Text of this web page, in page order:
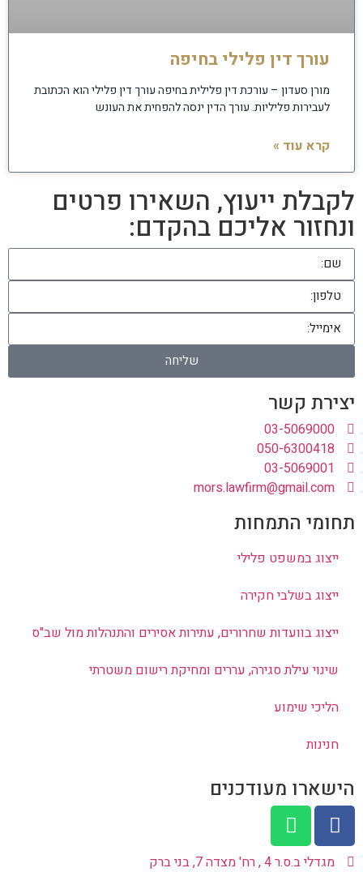
עורך דין פלילי בחיפה
מורן סעדון – עורכת דין פלילית בחיפה עורך דין פלילי הוא הכתובת
לעבירות פליליות. עורך הדין ינסה להפחית את העונש
קרא עוד »
לקבלת ייעוץ, השאירו פרטים
ונחזור אליכם בהקדם:
שליחה
יצירת קשר
03-5069000
050-6300418
03-5069001
mors.lawfirm@gmail.com
תחומי התמחות
ייצוג במשפט פלילי
ייצוג בשלבי חקירה
ייצוג בוועדות שחרורים, עתירות אסירים והתנהלות מול שב"ס
שינוי עילת סגירה, עררים ומחיקת רישום משטרתי
הליכי שימוע
חנינות
הישארו מעודכנים
מגדלי ב.ס.ר 4 , רח' מצדה 7, בני ברק